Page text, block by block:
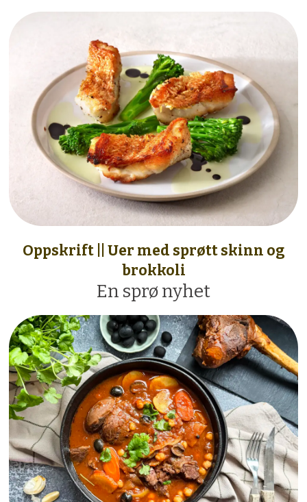
Oppskrift || Uer med sprøtt skinn og
brokkoli
En sprø nyhet